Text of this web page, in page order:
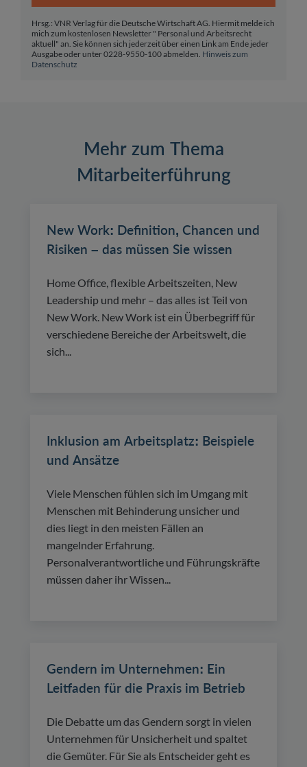
Hrsg.: VNR Verlag für die Deutsche Wirtschaft AG. Hiermit melde ich
mich zum kostenlosen Newsletter " Personal und Arbeitsrecht
aktuell" an. Sie können sich jederzeit über einen Link am Ende jeder
Ausgabe oder unter 0228-9550-100 abmelden. Hinweis zum
Datenschutz
Mehr zum Thema
Mitarbeiterführung
New Work: Definition, Chancen und
Risiken – das müssen Sie wissen
Home Office, flexible Arbeitszeiten, New
Leadership und mehr – das alles ist Teil von
New Work. New Work ist ein Überbegriff für
verschiedene Bereiche der Arbeitswelt, die
sich...
Inklusion am Arbeitsplatz: Beispiele
und Ansätze
Viele Menschen fühlen sich im Umgang mit
Menschen mit Behinderung unsicher und
dies liegt in den meisten Fällen an
mangelnder Erfahrung.
Personalverantwortliche und Führungskräfte
müssen daher ihr Wissen...
Gendern im Unternehmen: Ein
Leitfaden für die Praxis im Betrieb
Die Debatte um das Gendern sorgt in vielen
Unternehmen für Unsicherheit und spaltet
die Gemüter. Für Sie als Entscheider geht es